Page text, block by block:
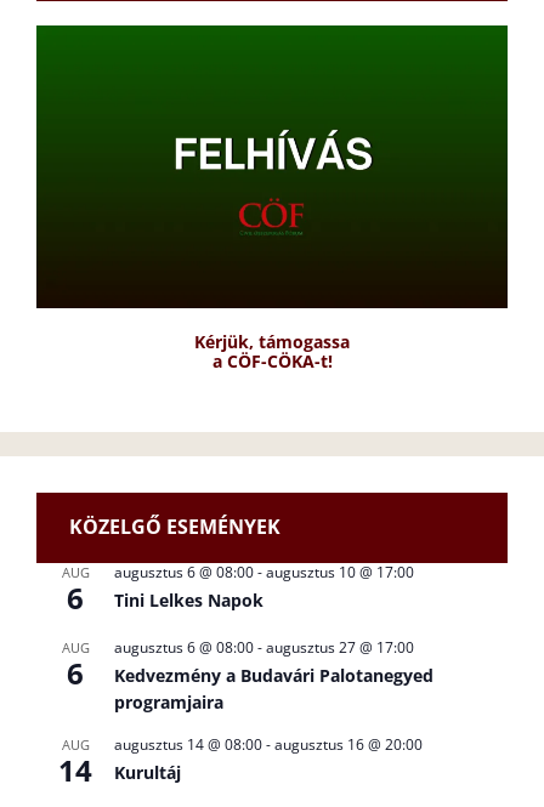
Kérjük, támogassa
a CÖF-CÖKA-t!
KÖZELGŐ ESEMÉNYEK
AUG
6
augusztus 6 @ 08:00-augusztus 10 @ 17:00
Tini Lelkes Napok
AUG
6
augusztus 6 @ 08:00-augusztus 27 @ 17:00
Kedvezmény a Budavári Palotanegyed
programjaira
AUG
14
augusztus 14 @ 08:00-augusztus 16 @ 20:00
Kurultáj